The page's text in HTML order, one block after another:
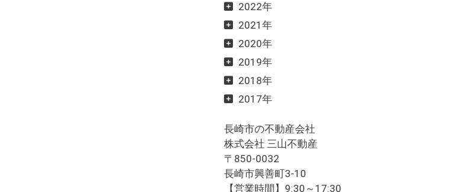
2022年
2021年
2020年
2019年
2018年
2017年
長崎市の不動産会社
株式会社 三山不動産
〒850-0032
長崎市興善町3-10
【営業時間】9:30～17:30